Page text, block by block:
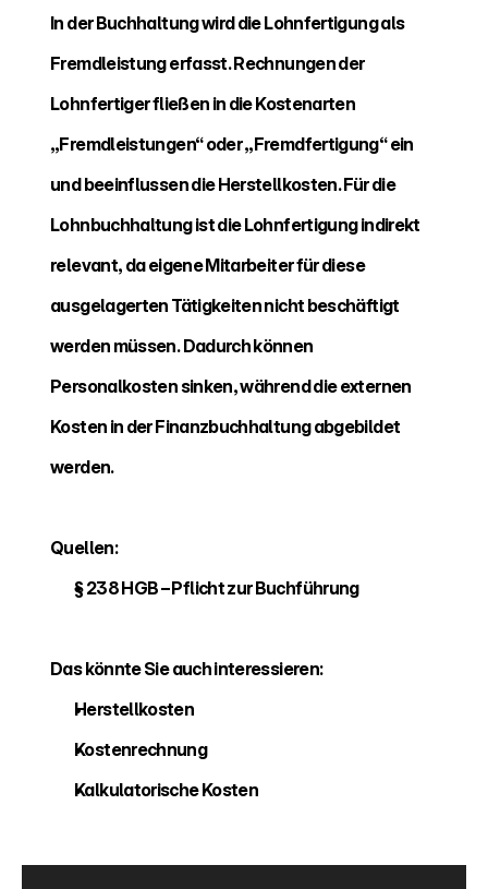
In der Buchhaltung wird die Lohnfertigung als
Fremdleistung erfasst. Rechnungen der
Lohnfertiger fließen in die Kostenarten
„Fremdleistungen“ oder „Fremdfertigung“ ein
und beeinflussen die Herstellkosten. Für die
Lohnbuchhaltung ist die Lohnfertigung indirekt
relevant, da eigene Mitarbeiter für diese
ausgelagerten Tätigkeiten nicht beschäftigt
werden müssen. Dadurch können
Personalkosten sinken, während die externen
Kosten in der Finanzbuchhaltung abgebildet
werden.
Quellen:
§ 238 HGB – Pflicht zur Buchführung
Das könnte Sie auch interessieren:
Herstellkosten
Kostenrechnung
Kalkulatorische Kosten